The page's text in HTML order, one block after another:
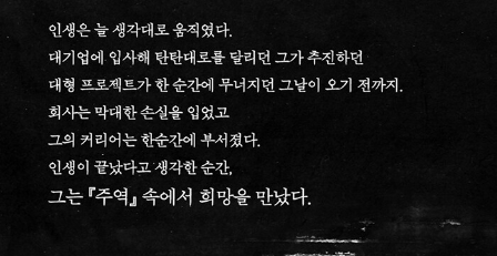
인 동양과학아카데미 등을 통해 20년간 주역 강좌를 운영해왔으
며, 운문학회를 통해 직장인, 일반인 대상의 특강도 수백 회 이상
진행했다. 저서로는 천지인 시리즈 《돈보다 운을 벌어라》, 《사는
곳이 운명이다》, 《사람이 운명이다》를 비롯해 주역과학 입문서
《주역원론》(전 6권), 《그곳에 좋은 기운이 모인다》, 《신의 비밀
징조》, 《새벽에 혼자 읽는 주역인문학》, 《운을 부르는 아이로 키
워라》 외 다수가 있다.